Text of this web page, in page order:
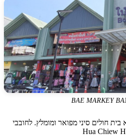
BAE
סיני מפואר ומומלץ. לחובבי